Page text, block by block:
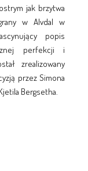
jak brzytwa
w Alvdal w
popis
perfekcji i
zrealizowany
przez Simona
Bergsetha.